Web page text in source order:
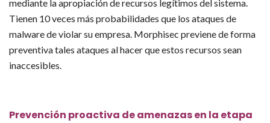
mediante la apropiación de recursos legítimos del sistema.
Tienen 10 veces más probabilidades que los ataques de
malware de violar su empresa. Morphisec previene de forma
preventiva tales ataques al hacer que estos recursos sean
inaccesibles.
Prevención proactiva de amenazas en la etapa